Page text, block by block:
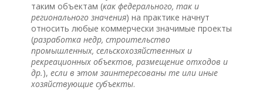
таким объектам (как федерального, так и
регионального значения) на практике начнут
относить любые коммерчески значимые проекты
(разработка недр, строительство
промышленных, сельскохозяйственных и
рекреационных объектов, размещение отходов и
др.), если в этом заинтересованы те или иные
хозяйствующие субъекты.